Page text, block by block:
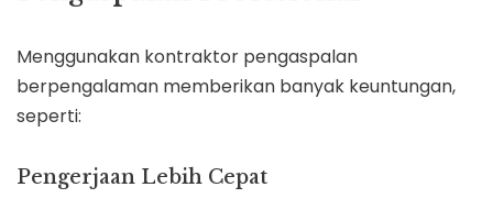
Menggunakan kontraktor pengaspalan
berpengalaman memberikan banyak keuntungan,
seperti:
Pengerjaan Lebih Cepat